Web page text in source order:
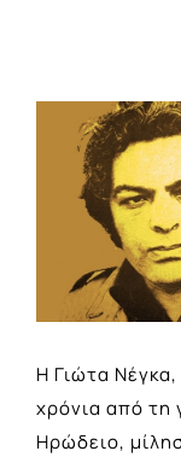
Larger
Image
Η Γιώτα
χρόνια από τη
Ηρώδειο,